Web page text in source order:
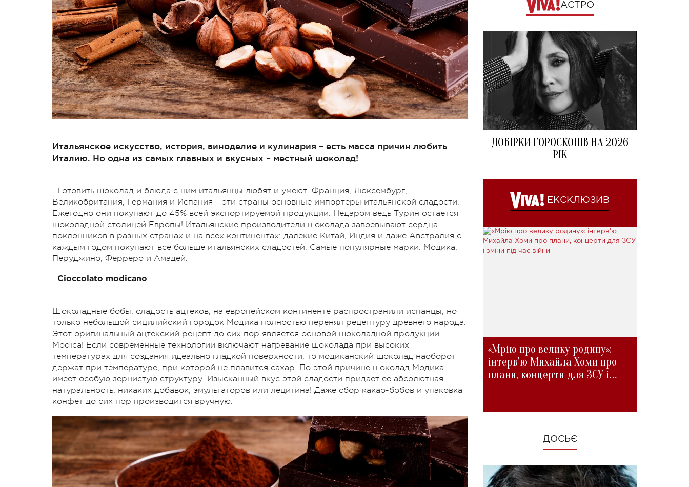
Итальянское искусство, история, виноделие и кулинария – есть масса причин любить
Италию. Но одна из самых главных и вкусных – местный шоколад!
Готовить шоколад и блюда с ним итальянцы любят и умеют. Франция, Люксембург,
Великобритания, Германия и Испания – эти страны основные импортеры итальянской сладости.
Ежегодно они покупают до 45% всей экспортируемой продукции. Недаром ведь Турин остается
шоколадной столицей Европы! Итальянские производители шоколада завоевывают сердца
поклонников в разных странах и на всех континентах: далекие Китай, Индия и даже Австралия с
каждым годом покупают все больше итальянских сладостей. Самые популярные марки: Модика,
Перуджино, Ферреро и Амадей.
Cioccolato modicano
Шоколадные бобы, сладость ацтеков, на европейском континенте распространили испанцы, но
только небольшой сицилийский городок Модика полностью перенял рецептуру древнего народа.
Этот оригинальный ацтекский рецепт до сих пор является основой шоколадной продукции
Modica! Если современные технологии включают нагревание шоколада при высоких
температурах для создания идеально гладкой поверхности, то модиканский шоколад наоборот
держат при температуре, при которой не плавится сахар. По этой причине шоколад Модика
имеет особую зернистую структуру. Изысканный вкус этой сладости придает ее абсолютная
натуральность: никаких добавок, эмульгаторов или лецитина! Даже сбор какао-бобов и упаковка
конфет до сих пор производится вручную.
АСТРО
ДОБІРКИ ГОРОСКОПІВ НА 2026
РІК
ЕКСКЛЮЗИВ
«Мрію про велику родину»:
інтерв'ю Михайла Хоми про
плани, концерти для ЗСУ і
ДОСЬЄ